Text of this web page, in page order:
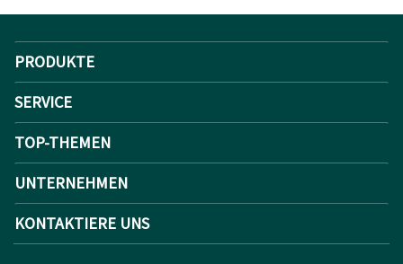
PRODUKTE
SERVICE
TOP-THEMEN
UNTERNEHMEN
KONTAKTIERE UNS